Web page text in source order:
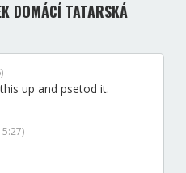
DOMÁCÍ TATARSKÁ
up and psetod it.